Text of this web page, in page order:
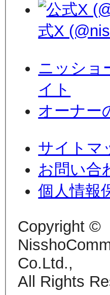
式X
ニッショ
イト
オーナー
サイトマ
お問い合
個人情報
Copyright ©
Co.Ltd.,
All Rights